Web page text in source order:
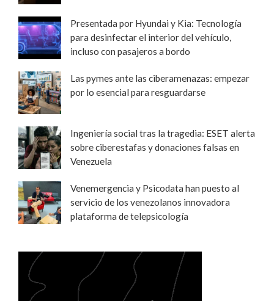
Presentada por Hyundai y Kia: Tecnología
para desinfectar el interior del vehículo,
incluso con pasajeros a bordo
Las pymes ante las ciberamenazas: empezar
por lo esencial para resguardarse
Ingeniería social tras la tragedia: ESET alerta
sobre ciberestafas y donaciones falsas en
Venezuela
Venemergencia y Psicodata han puesto al
servicio de los venezolanos innovadora
plataforma de telepsicología